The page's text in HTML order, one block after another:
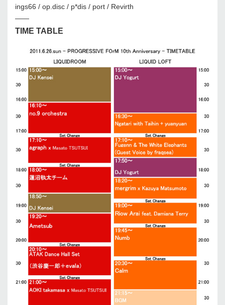
ings66 / op.disc / p*dis / port / Revirth
——
TIME TABLE